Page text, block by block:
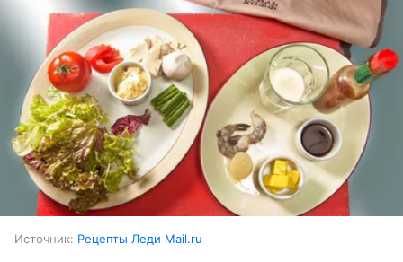
Источник: Рецепты Леди Mail.ru